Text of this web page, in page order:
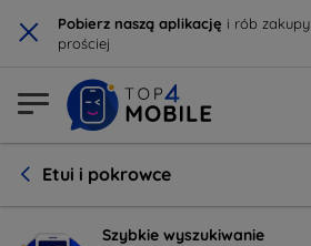
× Pobierz naszą aplikację i rób zakupy
prościej
Etui i pokrowce
Szybkie wyszukiwanie